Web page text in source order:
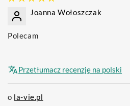
Joanna Wołoszczak
Polecam
Przetłumacz recenzję na polski
la-vie.pl